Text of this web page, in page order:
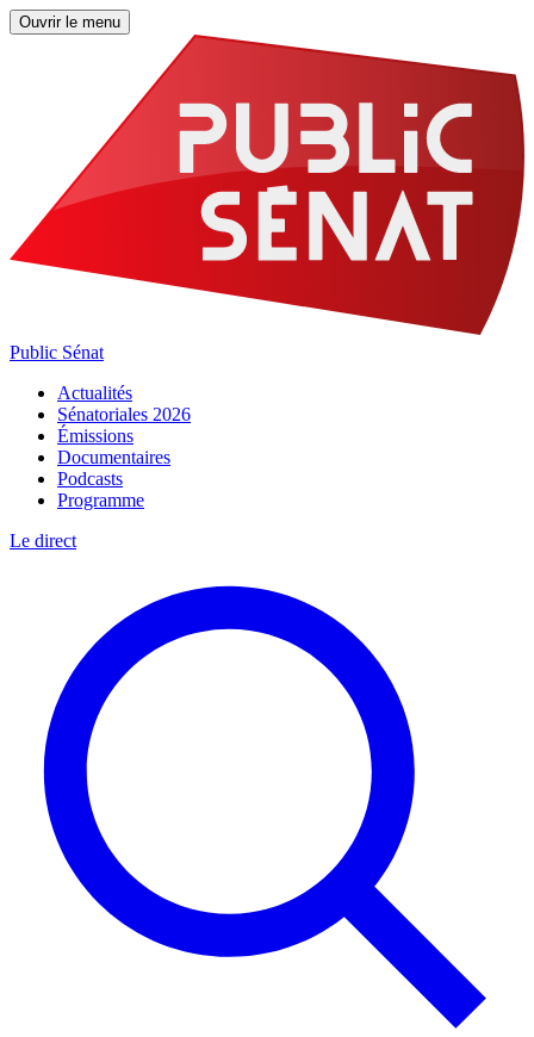
Ouvrir le menu
Public Sénat
Actualités
Sénatoriales 2026
Émissions
Documentaires
Podcasts
Programme
Le direct